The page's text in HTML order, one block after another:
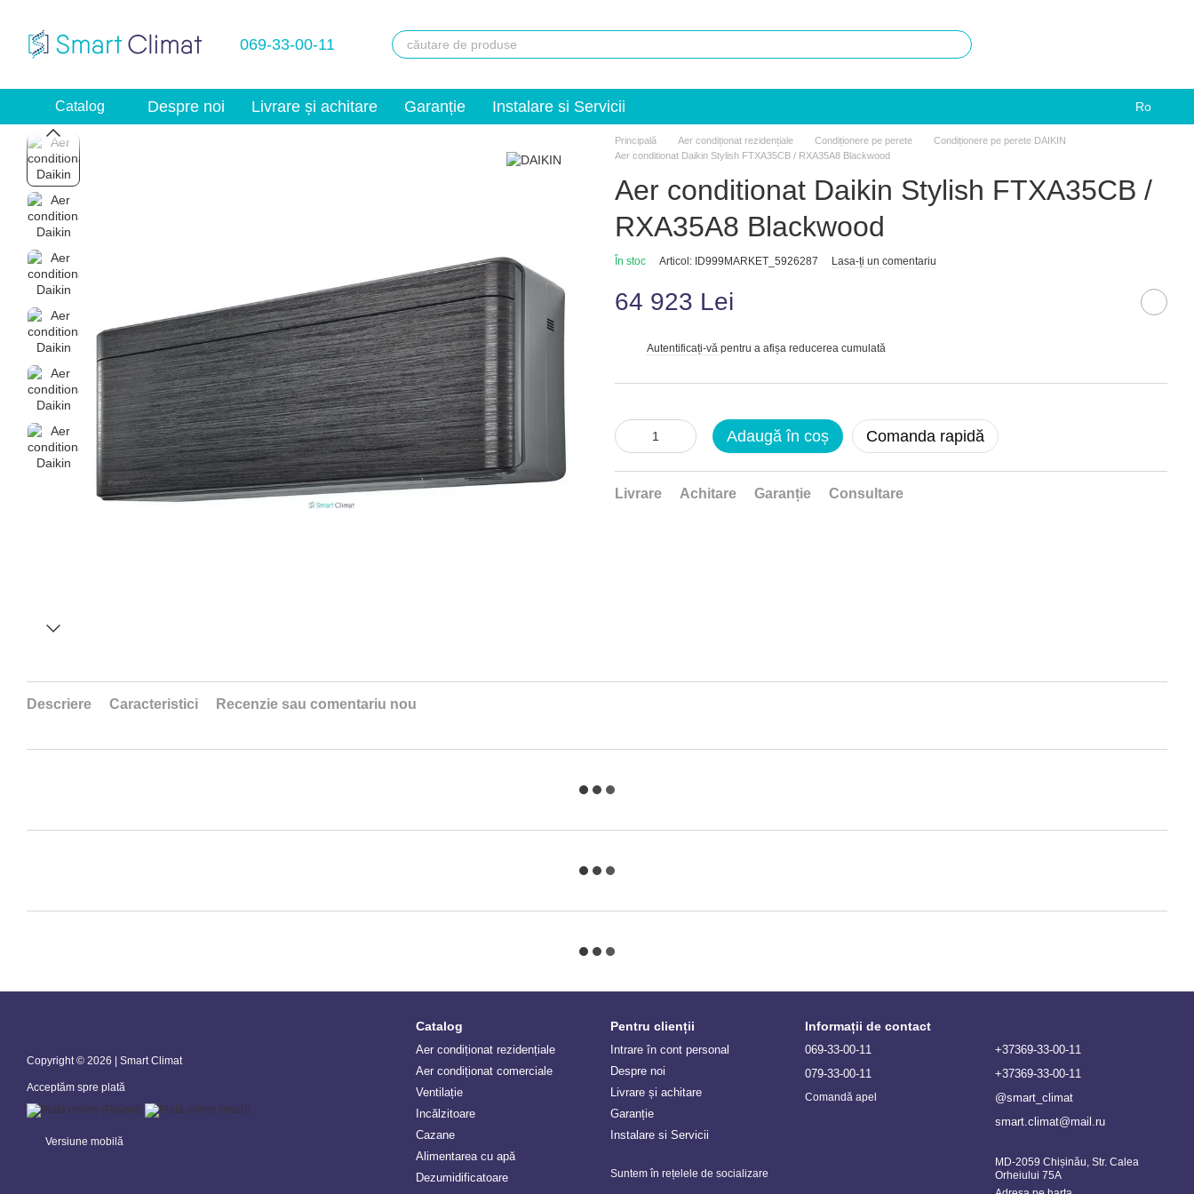
069-33-00-11
Catalog Despre noi Livrare și achitare Garanție Instalare si Servicii Ro
Principală Aer condiționat rezidențiale Condiționere pe perete
Condiționere pe perete DAIKIN
Aer conditionat Daikin Stylish FTXA35CB / RXA35A8 Blackwood
Aer conditionat Daikin Stylish FTXA35CB /
RXA35A8 Blackwood
În stoc Articol: ID999MARKET_5926287 Lasa-ți un comentariu
64 923 Lei
Autentificați-vă pentru a afișa reducerea cumulată
Adaugă în coș Comanda rapidă
Livrare Achitare Garanție Consultare
Descriere Caracteristici Recenzie sau comentariu nou
Copyright © 2026 | Smart Climat
Acceptăm spre plată
Versiune mobilă
Catalog
Aer condiționat rezidențiale
Aer condiționat comerciale
Ventilație
Incălzitoare
Сazane
Alimentarea cu apă
Dezumidificatoare
Pentru clienții
Intrare în cont personal
Despre noi
Livrare și achitare
Garanție
Instalare si Servicii
Suntem în rețelele de socializare
Informații de contact
069-33-00-11
079-33-00-11
Comandă apel
+37369-33-00-11
+37369-33-00-11
@smart_climat
smart.climat@mail.ru
MD-2059 Chișinău, Str. Calea
Orheiului 75A